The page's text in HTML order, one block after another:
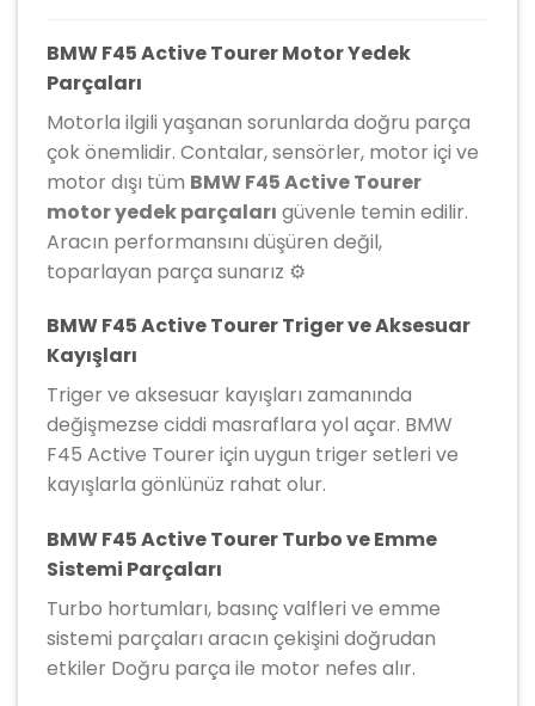
BMW F45 Active Tourer Motor Yedek
Parçaları
Motorla ilgili yaşanan sorunlarda doğru parça
çok önemlidir. Contalar, sensörler, motor içi ve
motor dışı tüm BMW F45 Active Tourer
motor yedek parçaları güvenle temin edilir.
Aracın performansını düşüren değil,
toparlayan parça sunarız ⚙️
BMW F45 Active Tourer Triger ve Aksesuar
Kayışları
Triger ve aksesuar kayışları zamanında
değişmezse ciddi masraflara yol açar. BMW
F45 Active Tourer için uygun triger setleri ve
kayışlarla gönlünüz rahat olur.
BMW F45 Active Tourer Turbo ve Emme
Sistemi Parçaları
Turbo hortumları, basınç valfleri ve emme
sistemi parçaları aracın çekişini doğrudan
etkiler Doğru parça ile motor nefes alır.